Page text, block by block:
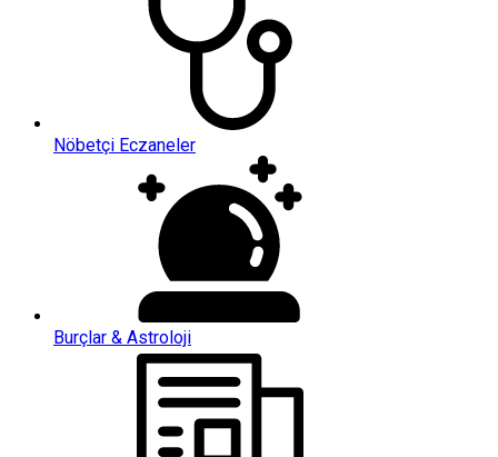
Nöbetçi Eczaneler
Burçlar & Astroloji